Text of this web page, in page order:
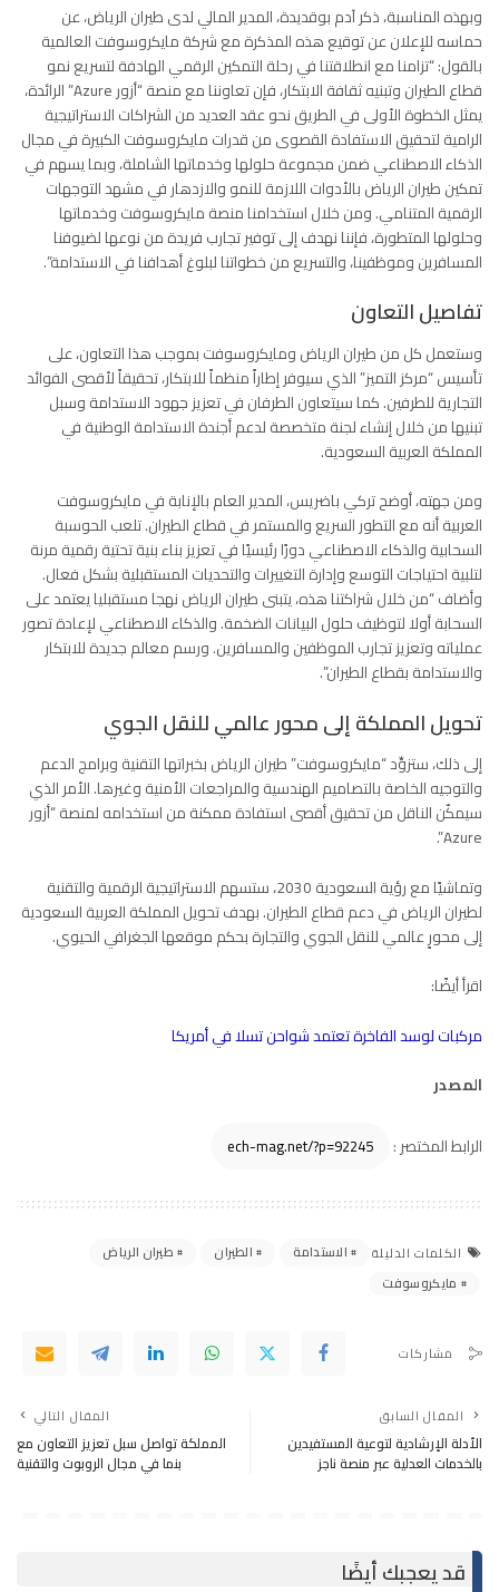
وبهذه المناسبة، ذكر آدم بوقديدة، المدير المالي لدى طيران الرياض، عن
حماسه للإعلان عن توقيع هذه المذكرة مع شركة مايكروسوفت العالمية
بالقول: “تزامنا مع انطلاقتنا في رحلة التمكين الرقمي الهادفة لتسريع نمو
قطاع الطيران وتبنيه ثقافة الابتكار، فإن تعاوننا مع منصة “أزور Azure” الرائدة،
يمثل الخطوة الأولى في الطريق نحو عقد العديد من الشراكات الاستراتيجية
الرامية لتحقيق الاستفادة القصوى من قدرات مايكروسوفت الكبيرة في مجال
الذكاء الاصطناعي ضمن مجموعة حلولها وخدماتها الشاملة، وبما يسهم في
تمكين طيران الرياض بالأدوات اللازمة للنمو والازدهار في مشهد التوجهات
الرقمية المتنامي. ومن خلال استخدامنا منصة مايكروسوفت وخدماتها
وحلولها المتطورة، فإننا نهدف إلى توفير تجارب فريدة من نوعها لضيوفنا
المسافرين وموظفينا، والتسريع من خطواتنا لبلوغ أهدافنا في الاستدامة”.
تفاصيل التعاون
وستعمل كل من طيران الرياض ومايكروسوفت بموجب هذا التعاون، على
تأسيس “مركز التميز” الذي سيوفر إطاراً منظماً للابتكار، تحقيقاً لأقصى الفوائد
التجارية للطرفين. كما سيتعاون الطرفان في تعزيز جهود الاستدامة وسبل
تبنيها من خلال إنشاء لجنة متخصصة لدعم أجندة الاستدامة الوطنية في
المملكة العربية السعودية.
ومن جهته، أوضح تركي باضريس، المدير العام بالإنابة في مايكروسوفت
العربية أنه مع التطور السريع والمستمر في قطاع الطيران. تلعب الحوسبة
السحابية والذكاء الاصطناعي دورًا رئيسيًا في تعزيز بناء بنية تحتية رقمية مرنة
لتلبية احتياجات التوسع وإدارة التغييرات والتحديات المستقبلية بشكل فعال.
وأضاف “من خلال شراكتنا هذه، يتبنى طيران الرياض نهجا مستقبليا يعتمد على
السحابة أولا لتوظيف حلول البيانات الضخمة. والذكاء الاصطناعي لإعادة تصور
عملياته وتعزيز تجارب الموظفين والمسافرين. ورسم معالم جديدة للابتكار
والاستدامة بقطاع الطيران”.
تحويل المملكة إلى محور عالمي للنقل الجوي
إلى ذلك، ستزوِّد “مايكروسوفت” طيران الرياض بخبراتها التقنية وبرامج الدعم
والتوجيه الخاصة بالتصاميم الهندسية والمراجعات الأمنية وغيرها. الأمر الذي
سيمكّن الناقل من تحقيق أقصى استفادة ممكنة من استخدامه لمنصة “أزور
Azure”.
وتماشيًا مع رؤية السعودية 2030، ستسهم الاستراتيجية الرقمية والتقنية
لطيران الرياض في دعم قطاع الطيران. بهدف تحويل المملكة العربية السعودية
إلى محورٍ عالمي للنقل الجوي والتجارة بحكم موقعها الجغرافي الحيوي.
اقرأ أيضًا:
مركبات ‎لوسد الفاخرة تعتمد شواحن تسلا في أمريكا
المصدر
الرابط المختصر :
الكلمات الدليلة الاستدامة الطيران
طيران الرياض
مايكروسوفت
مشاركات
المقال السابق
الأدلة الإرشادية لتوعية المستفيدين
بالخدمات العدلية عبر منصة ناجز
المقال التالي
المملكة تواصل سبل تعزيز التعاون مع
بنما في مجال الروبوت والتقنية
قد يعجبك أيضًا